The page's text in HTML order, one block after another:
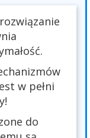
w pełni
do